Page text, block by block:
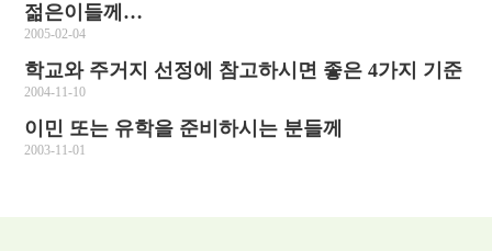
젊은이들께…
2005-02-04
학교와 주거지 선정에 참고하시면 좋은 4가지 기준
2004-11-10
이민 또는 유학을 준비하시는 분들께
2003-11-01